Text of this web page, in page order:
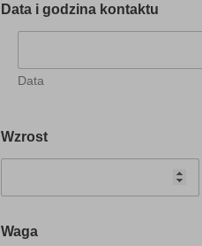
Data i godzina kontaktu
Data
Wzrost
Waga